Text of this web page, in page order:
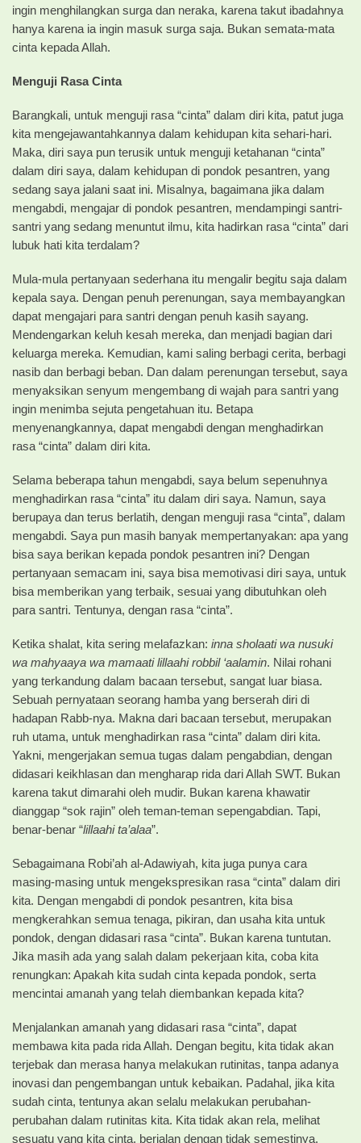
ingin menghilangkan surga dan neraka, karena takut ibadahnya
hanya karena ia ingin masuk surga saja. Bukan semata-mata
cinta kepada Allah.
Menguji Rasa Cinta
Barangkali, untuk menguji rasa “cinta” dalam diri kita, patut juga
kita mengejawantahkannya dalam kehidupan kita sehari-hari.
Maka, diri saya pun terusik untuk menguji ketahanan “cinta”
dalam diri saya, dalam kehidupan di pondok pesantren, yang
sedang saya jalani saat ini. Misalnya, bagaimana jika dalam
mengabdi, mengajar di pondok pesantren, mendampingi santri-
santri yang sedang menuntut ilmu, kita hadirkan rasa “cinta” dari
lubuk hati kita terdalam?
Mula-mula pertanyaan sederhana itu mengalir begitu saja dalam
kepala saya. Dengan penuh perenungan, saya membayangkan
dapat mengajari para santri dengan penuh kasih sayang.
Mendengarkan keluh kesah mereka, dan menjadi bagian dari
keluarga mereka. Kemudian, kami saling berbagi cerita, berbagi
nasib dan berbagi beban. Dan dalam perenungan tersebut, saya
menyaksikan senyum mengembang di wajah para santri yang
ingin menimba sejuta pengetahuan itu. Betapa
menyenangkannya, dapat mengabdi dengan menghadirkan
rasa “cinta” dalam diri kita.
Selama beberapa tahun mengabdi, saya belum sepenuhnya
menghadirkan rasa “cinta” itu dalam diri saya. Namun, saya
berupaya dan terus berlatih, dengan menguji rasa “cinta”, dalam
mengabdi. Saya pun masih banyak mempertanyakan: apa yang
bisa saya berikan kepada pondok pesantren ini? Dengan
pertanyaan semacam ini, saya bisa memotivasi diri saya, untuk
bisa memberikan yang terbaik, sesuai yang dibutuhkan oleh
para santri. Tentunya, dengan rasa “cinta”.
Ketika shalat, kita sering melafazkan: inna sholaati wa nusuki
wa mahyaaya wa mamaati lillaahi robbil ‘aalamin. Nilai rohani
yang terkandung dalam bacaan tersebut, sangat luar biasa.
Sebuah pernyataan seorang hamba yang berserah diri di
hadapan Rabb-nya. Makna dari bacaan tersebut, merupakan
ruh utama, untuk menghadirkan rasa “cinta” dalam diri kita.
Yakni, mengerjakan semua tugas dalam pengabdian, dengan
didasari keikhlasan dan mengharap rida dari Allah SWT. Bukan
karena takut dimarahi oleh mudir. Bukan karena khawatir
dianggap “sok rajin” oleh teman-teman sepengabdian. Tapi,
benar-benar “lillaahi ta’alaa”.
Sebagaimana Robi’ah al-Adawiyah, kita juga punya cara
masing-masing untuk mengekspresikan rasa “cinta” dalam diri
kita. Dengan mengabdi di pondok pesantren, kita bisa
mengkerahkan semua tenaga, pikiran, dan usaha kita untuk
pondok, dengan didasari rasa “cinta”. Bukan karena tuntutan.
Jika masih ada yang salah dalam pekerjaan kita, coba kita
renungkan: Apakah kita sudah cinta kepada pondok, serta
mencintai amanah yang telah diembankan kepada kita?
Menjalankan amanah yang didasari rasa “cinta”, dapat
membawa kita pada rida Allah. Dengan begitu, kita tidak akan
terjebak dan merasa hanya melakukan rutinitas, tanpa adanya
inovasi dan pengembangan untuk kebaikan. Padahal, jika kita
sudah cinta, tentunya akan selalu melakukan perubahan-
perubahan dalam rutinitas kita. Kita tidak akan rela, melihat
sesuatu yang kita cinta, berjalan dengan tidak semestinya.